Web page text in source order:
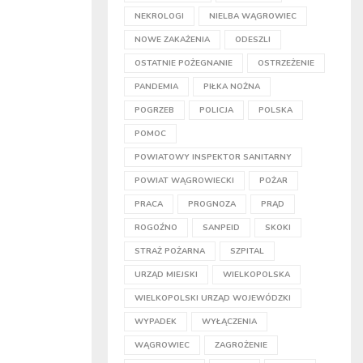
NEKROLOGI NIELBA WĄGROWIEC
NOWE ZAKAŻENIA ODESZLI
OSTATNIE POŻEGNANIE OSTRZEŻENIE
PANDEMIA PIŁKA NOŻNA
POGRZEB POLICJA POLSKA
POMOC
POWIATOWY INSPEKTOR SANITARNY
POWIAT WĄGROWIECKI POŻAR
PRACA PROGNOZA PRĄD
ROGOŹNO SANPEID SKOKI
STRAŻ POŻARNA SZPITAL
URZĄD MIEJSKI WIELKOPOLSKA
WIELKOPOLSKI URZĄD WOJEWÓDZKI
WYPADEK WYŁĄCZENIA
WĄGROWIEC ZAGROŻENIE